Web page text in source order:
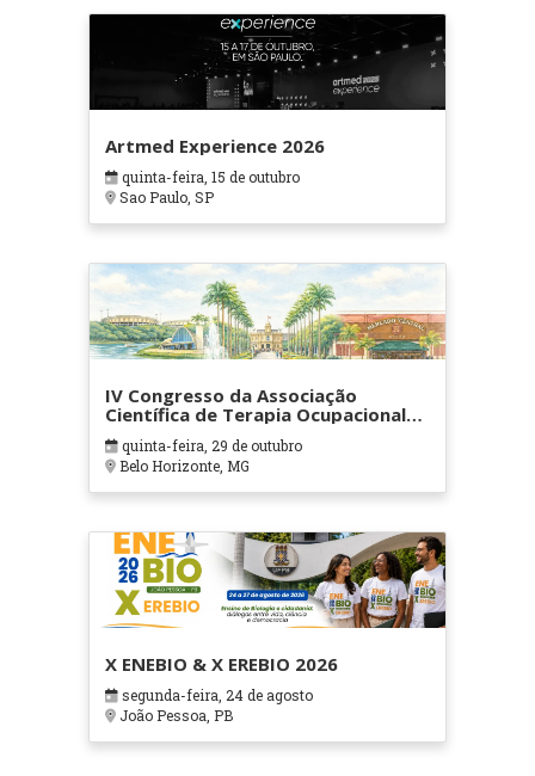
Artmed Experience 2026
quinta-feira, 15 de outubro
Sao Paulo, SP
IV Congresso da Associação
Científica de Terapia Ocupacional
em Contextos Hospitalares e
Cuidados Paliativos - ATOHOSP
quinta-feira, 29 de outubro
Belo Horizonte, MG
X ENEBIO & X EREBIO 2026
segunda-feira, 24 de agosto
João Pessoa, PB